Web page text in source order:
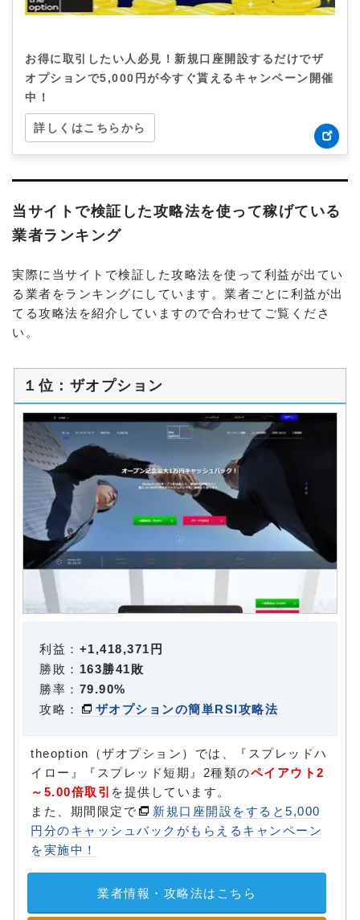
お得に取引したい人必見！新規口座開設するだけでザ
オプションで5,000円が今すぐ貰えるキャンペーン開催
中！
詳しくはこちらから
当サイトで検証した攻略法を使って稼げている
業者ランキング
実際に当サイトで検証した攻略法を使って利益が出てい
る業者をランキングにしています。業者ごとに利益が出
てる攻略法を紹介していますので合わせてご覧くださ
い。
１位：ザオプション
利益： +1,418,371円
勝敗： 163勝41敗
勝率： 79.90%
攻略：
ザオプションの簡単RSI攻略法
theoption（ザオプション）では、『スプレッドハ
イロー』『スプレッド短期』2種類のペイアウト2
～5.00倍取引 を提供しています。
また、期間限定で
新規口座開設をすると5,000
円分のキャッシュバックがもらえるキャンペーン
を実施中！
業者情報・攻略法はこちら